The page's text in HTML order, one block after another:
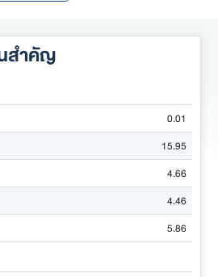
สำคัญ
0.01
15.95
4.66
4.46
5.86